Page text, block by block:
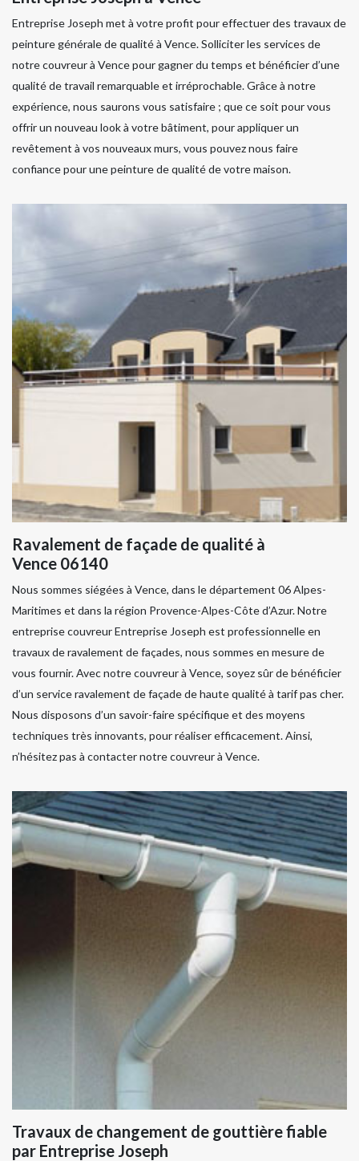
Entreprise Joseph met à votre profit pour effectuer des travaux de
peinture générale de qualité à Vence. Solliciter les services de
notre couvreur à Vence pour gagner du temps et bénéficier d’une
qualité de travail remarquable et irréprochable. Grâce à notre
expérience, nous saurons vous satisfaire ; que ce soit pour vous
offrir un nouveau look à votre bâtiment, pour appliquer un
revêtement à vos nouveaux murs, vous pouvez nous faire
confiance pour une peinture de qualité de votre maison.
Ravalement de façade de qualité à
Vence 06140
Nous sommes siégées à Vence, dans le département 06 Alpes-
Maritimes et dans la région Provence-Alpes-Côte d’Azur. Notre
entreprise couvreur Entreprise Joseph est professionnelle en
travaux de ravalement de façades, nous sommes en mesure de
vous fournir. Avec notre couvreur à Vence, soyez sûr de bénéficier
d’un service ravalement de façade de haute qualité à tarif pas cher.
Nous disposons d’un savoir-faire spécifique et des moyens
techniques très innovants, pour réaliser efficacement. Ainsi,
n’hésitez pas à contacter notre couvreur à Vence.
Travaux de changement de gouttière fiable
par Entreprise Joseph